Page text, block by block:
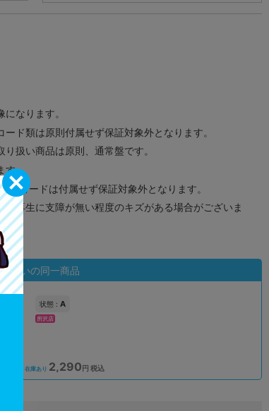
なります。
ド類は原則付属せず保証対象外となります。
扱い商品は原則、通常盤です。
す。
ーカードは付属せず保証対象外となります。
再生に支障が無い程度のキズがある場合がございま
違いの同一商品
状態 : A
所沢店
在庫あり 2,290円 税込